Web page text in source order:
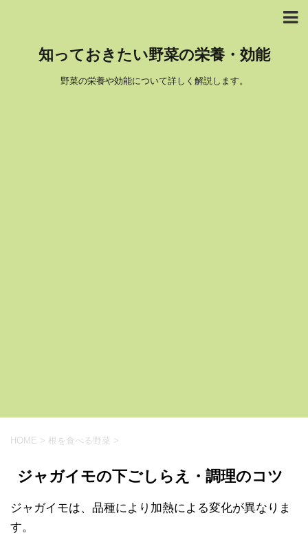
知っておきたい野菜の栄養・効能
野菜の栄養や効能について詳しく解説します。
HOME > 根を食べる野菜 >
ジャガイモの下ごしらえ・調理のコツ
ジャガイモは、品種により加熱による変化が異なりま
す。